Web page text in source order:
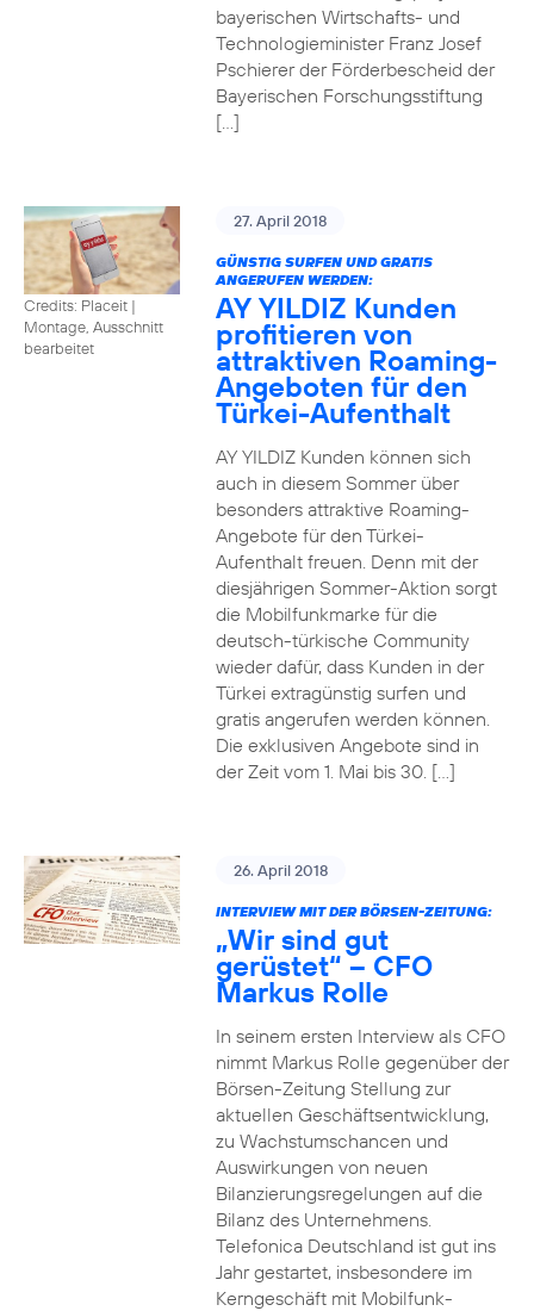
bayerischen Wirtschafts- und
Technologieminister Franz Josef
Pschierer der Förderbescheid der
Bayerischen Forschungsstiftung
[…]
Credits: Placeit |
Montage, Ausschnitt
bearbeitet
27. April 2018
GÜNSTIG SURFEN UND GRATIS
ANGERUFEN WERDEN:
AY YILDIZ Kunden
profitieren von
attraktiven Roaming-
Angeboten für den
Türkei-Aufenthalt
AY YILDIZ Kunden können sich
auch in diesem Sommer über
besonders attraktive Roaming-
Angebote für den Türkei-
Aufenthalt freuen. Denn mit der
diesjährigen Sommer-Aktion sorgt
die Mobilfunkmarke für die
deutsch-türkische Community
wieder dafür, dass Kunden in der
Türkei extragünstig surfen und
gratis angerufen werden können.
Die exklusiven Angebote sind in
der Zeit vom 1. Mai bis 30. […]
26. April 2018
INTERVIEW MIT DER BÖRSEN-ZEITUNG:
„Wir sind gut
gerüstet“ – CFO
Markus Rolle
In seinem ersten Interview als CFO
nimmt Markus Rolle gegenüber der
Börsen-Zeitung Stellung zur
aktuellen Geschäftsentwicklung,
zu Wachstumschancen und
Auswirkungen von neuen
Bilanzierungsregelungen auf die
Bilanz des Unternehmens.
Telefonica Deutschland ist gut ins
Jahr gestartet, insbesondere im
Kerngeschäft mit Mobilfunk-